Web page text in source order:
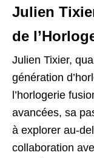
Julien
de
Julien Tixier,
génération
l’horlogerie
avancées, sa
à explorer au-
collaboration